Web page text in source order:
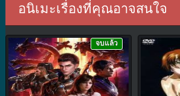
อนิเมะเรื่องที่คุณอาจสนใจ
จบแล้ว